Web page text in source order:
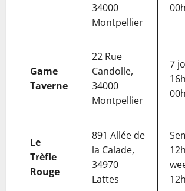
34000
Montpellier
00h
Game
Taverne
22 Rue
Candolle,
34000
Montpellier
7
Le
Trèfle
Rouge
891 Allée de
la Calade,
34970
Lattes